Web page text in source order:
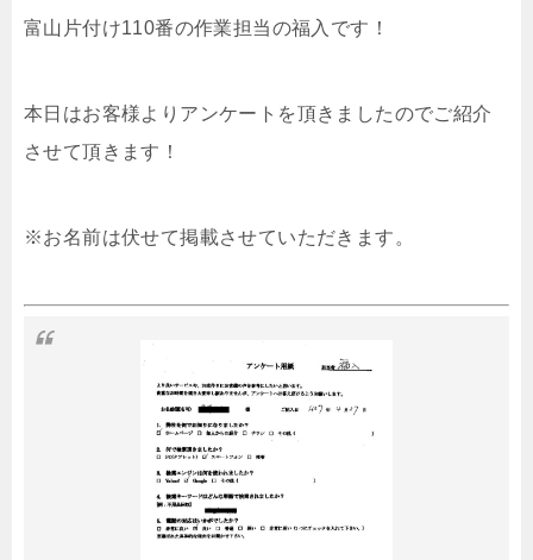
富山片付け110番の作業担当の福入です！
本日はお客様よりアンケートを頂きましたのでご紹介
させて頂きます！
※お名前は伏せて掲載させていただきます。